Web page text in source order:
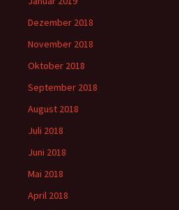
Dezember 2018
November 2018
Oktober 2018
September 2018
August 2018
Juli 2018
Juni 2018
Mai 2018
April 2018